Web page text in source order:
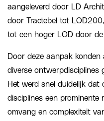
aangeleverd door LD
door Tractebel tot
tot een hoger LOD door
Door deze aanpak
diverse ontwerpdisciplines
Het werd snel duidelijk dat
disciplines een prominente
omvang en complexiteit